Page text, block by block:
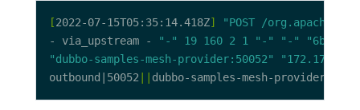
[2022-07-15T05:35:14.418Z]
"POST /
- via_upstream -
"-" 19 160 2 1 "-" "-"
"dubbo-samples-mesh-provider:50052"
outbound|50052